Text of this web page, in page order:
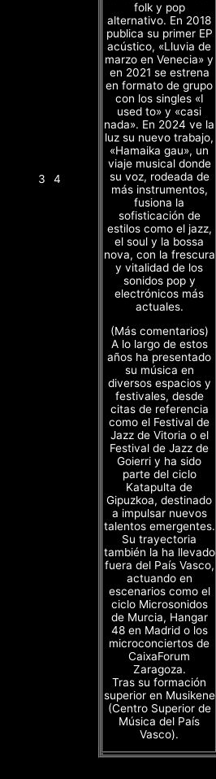
3 4
folk y pop
alternativo. En 2018
publica su primer EP
acústico, «Lluvia de
marzo en Venecia» y
en 2021 se estrena
en formato de grupo
con los singles «I
used to» y «casi
nada». En 2024 ve la
luz su nuevo trabajo,
«Hamaika gau», un
viaje musical donde
su voz, rodeada de
más instrumentos,
fusiona la
sofisticación de
estilos como el jazz,
el soul y la bossa
nova, con la frescura
y vitalidad de los
sonidos pop y
electrónicos más
actuales.
(Más comentarios)
A lo largo de estos
años ha presentado
su música en
diversos espacios y
festivales, desde
citas de referencia
como el Festival de
Jazz de Vitoria o el
Festival de Jazz de
Goierri y ha sido
parte del ciclo
Katapulta de
Gipuzkoa, destinado
a impulsar nuevos
talentos emergentes.
Su trayectoria
también la ha llevado
fuera del País Vasco,
actuando en
escenarios como el
ciclo Microsonidos
de Murcia, Hangar
48 en Madrid o los
microconciertos de
CaixaForum
Zaragoza.
Tras su formación
superior en Musikene
(Centro Superior de
Música del País
Vasco).